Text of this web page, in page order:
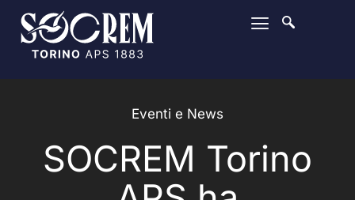
Eventi e News
SOCREM Torino